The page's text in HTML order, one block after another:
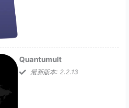
Quantumult
最新版本: 2.2.13